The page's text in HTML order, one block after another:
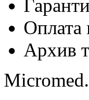
Оплата
Архив